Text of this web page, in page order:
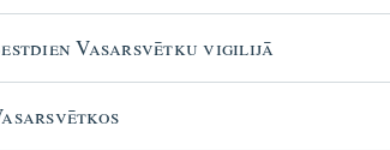
Vasarsvētku vigilijā